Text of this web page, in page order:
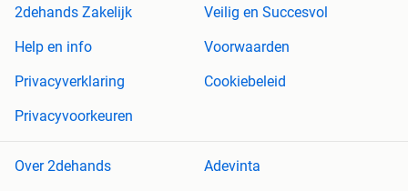
2dehands Zakelijk
Veilig en Succesvol
Help en info
Voorwaarden
Privacyverklaring
Cookiebeleid
Privacyvoorkeuren
Over 2dehands
Adevinta